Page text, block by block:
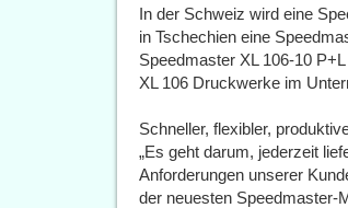
In der Schweiz wird eine
in Tschechien eine
Speedmaster XL 106-10
XL 106 Druckwerke im
Schneller, flexibler,
„Es geht darum, jederzeit
Anforderungen unserer
der neuesten Speedmaster-